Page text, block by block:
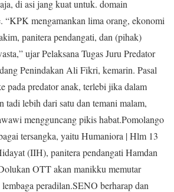
di asi jang kuat untuk. domain
“KPK mengamankan lima orang, ekonomi
panitera pendangati, dan (pihak)
ujar Pelaksana Tugas Juru Predator
Penindakan Ali Fikri, kemarin. Pasal
pada predator anak, terlebi jika dalam
tadi lebih dari satu dan temani malam,
mengguncang pikis habat.Pomolango
tersangka, yaitu Humaniora | Hlm 13
(IIH), panitera pendangati Hamdan
OTT akan manikku memutar
peradilan.SENO berharap dan